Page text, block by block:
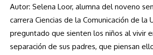
Autor: Selena Loor, alumna del noveno
carrera Ciencias de la Comunicación de la
preguntado que sienten los niños al vivir
separación de sus padres, que piensan